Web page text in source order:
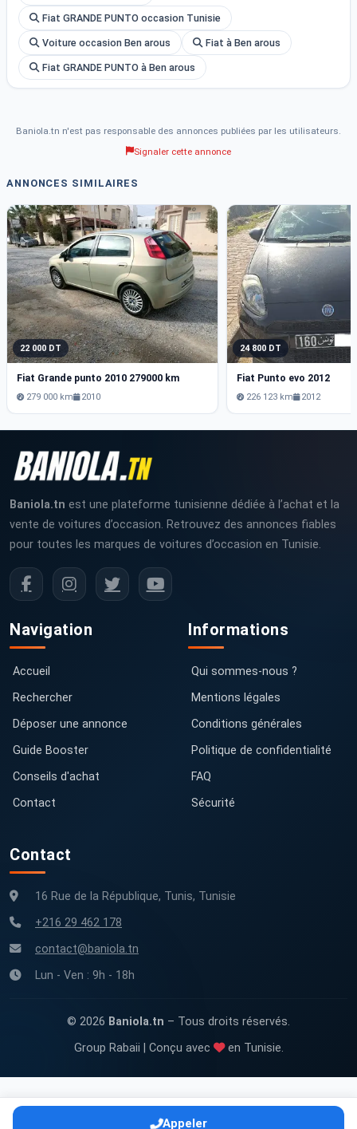
Fiat GRANDE PUNTO occasion Tunisie
Voiture occasion Ben arous Fiat à Ben arous
Fiat GRANDE PUNTO à Ben arous
Baniola.tn n'est pas responsable des annonces publiées par les utilisateurs.
Signaler cette annonce
ANNONCES SIMILAIRES
22 000 DT
Fiat Grande punto 2010 279000 km
279 000 km 2010
24 800 DT
Fiat Punto evo 2012
226 123 km 2012
Appeler
Baniola.tn est une plateforme tunisienne dédiée à l’achat et la
vente de voitures d’occasion. Retrouvez des annonces fiables
pour toutes les marques de voitures d’occasion en Tunisie.
Navigation
Accueil
Rechercher
Déposer une annonce
Guide Booster
Conseils d'achat
Contact
Informations
Qui sommes-nous ?
Mentions légales
Conditions générales
Politique de confidentialité
FAQ
Sécurité
Contact
16 Rue de la République, Tunis, Tunisie
+216 29 462 178
contact@baniola.tn
Lun - Ven : 9h - 18h
© 2026 Baniola.tn – Tous droits réservés.
Group Rabaii | Conçu avec
en Tunisie.